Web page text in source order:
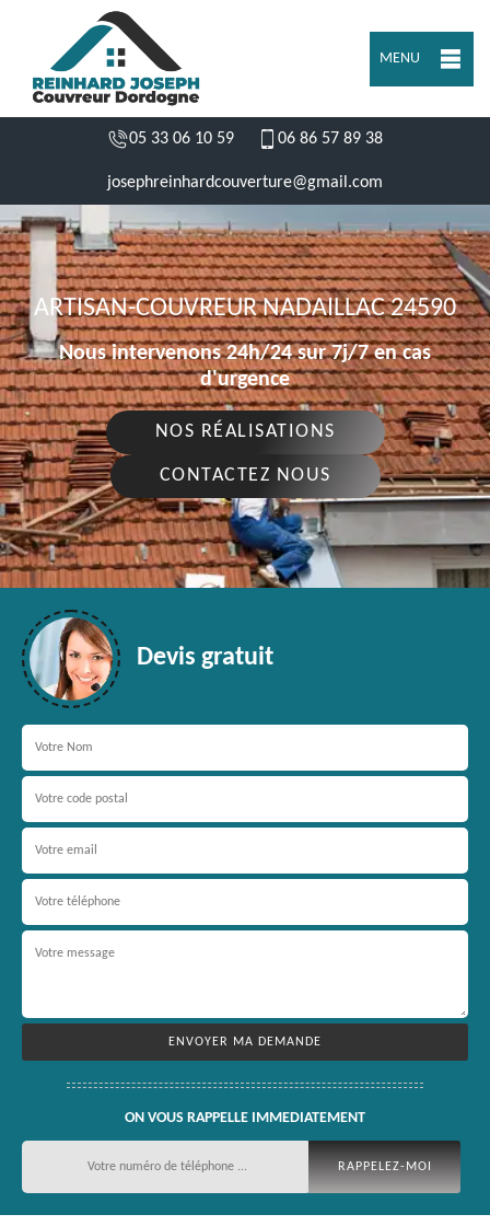
MENU
05 33 06 10 59 06 86 57 89 38
josephreinhardcouverture@gmail.com
ARTISAN-COUVREUR NADAILLAC 24590
Nous intervenons 24h/24 sur 7j/7 en cas
d'urgence
NOS RÉALISATIONS
CONTACTEZ NOUS
Devis gratuit
ON VOUS RAPPELLE IMMEDIATEMENT